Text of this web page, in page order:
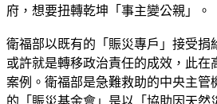
府，想要扭轉乾坤「事主變公親」。
衛福部以既有的「賑災專戶」接受捐
或許就是轉移政治責任的成效，此在
案例。衛福部是急難救助的中央主管
的「賑災基金會」是以「協助因天然